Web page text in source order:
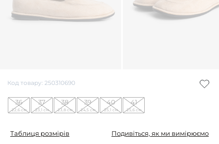
Код товару: 250310690
36
22,6 см
37
23,1 см
38
23,8 см
39
24,5 см
40
25,1 см
41
25,6 см
Таблиця розмірів Подивіться, як ми вимірюємо